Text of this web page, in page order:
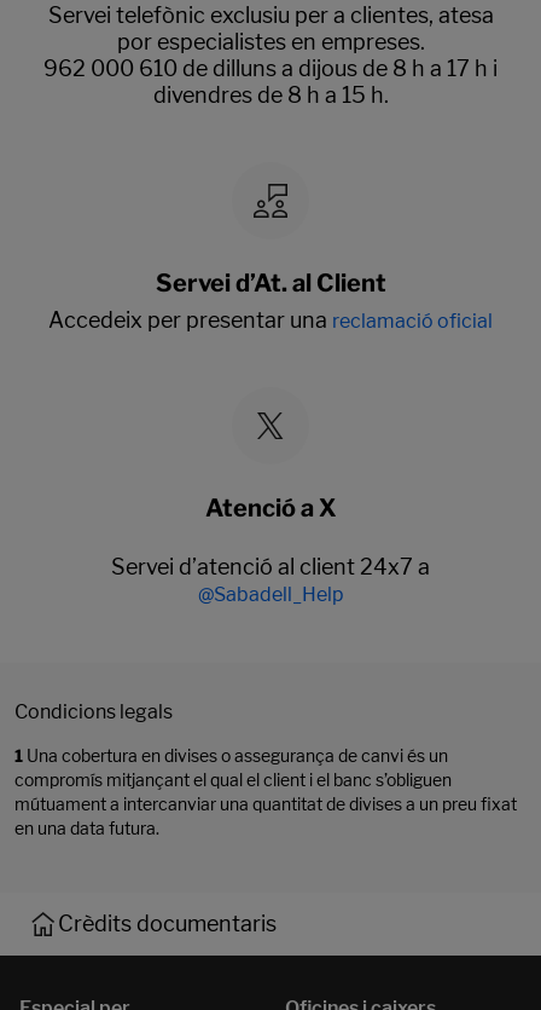
Servei telefònic exclusiu per a clientes, atesa
por especialistes en empreses.
962 000 610 de dilluns a dijous de 8 h a 17 h i
divendres de 8 h a 15 h.
Servei d’At. al Client
Accedeix per presentar una reclamació oficial
Atenció a X
Servei d’atenció al client 24x7 a
@Sabadell_Help
Condicions legals
1 Una cobertura en divises o assegurança de canvi és un
compromís mitjançant el qual el client i el banc s’obliguen
mútuament a intercanviar una quantitat de divises a un preu fixat
en una data futura.
Crèdits documentaris